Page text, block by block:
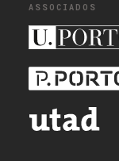
ASSOCIADOS